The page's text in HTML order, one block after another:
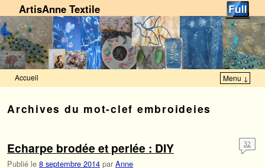
ArtisAnne Textile
Accueil Menu ↓
Archives du mot-clef embroideies
Echarpe brodée et perlée : DIY
Publié le 8 septembre 2014 par Anne
32